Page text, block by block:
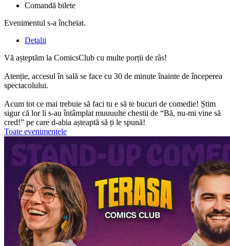
Comandă bilete
Evenimentul s-a încheiat.
Detalii
Vă așteptăm la ComicsClub cu multe porții de râs!
Atenție, accesul în sală se face cu 30 de minute înainte de începerea
spectacolului.
Acum tot ce mai trebuie să faci tu e să te bucuri de comedie! Știm
sigur că lor li s-au întâmplat muuuulte chestii de “Bă, nu-mi vine să
cred!” pe care d-abia așteaptă să ți le spună!
Toate evenimentele